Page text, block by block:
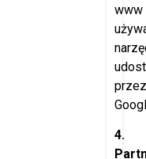
www
przez
4.